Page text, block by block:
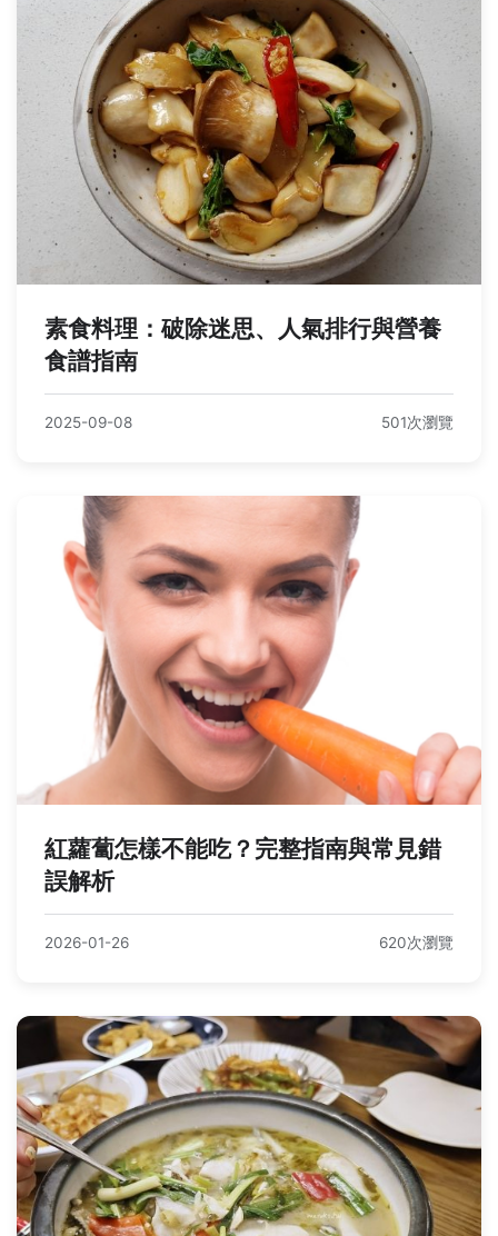
素食料理：破除迷思、人氣排行與營養
食譜指南
2025-09-08 501次瀏覽
紅蘿蔔怎樣不能吃？完整指南與常見錯
誤解析
2026-01-26 620次瀏覽